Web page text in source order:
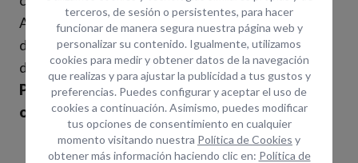
Alta Tecnología que actúe como motor de
desarrollo económico y social a través de las
distintas instalaciones.
Para más información consulte la fuente
original de la noticia > AQUÍ
terceros, de sesión o persistentes, para hacer
funcionar de manera segura nuestra página web y
personalizar su contenido. Igualmente, utilizamos
cookies para medir y obtener datos de la navegación
que realizas y para ajustar la publicidad a tus gustos y
preferencias. Puedes configurar y aceptar el uso de
cookies a continuación. Asimismo, puedes modificar
tus opciones de consentimiento en cualquier
momento visitando nuestra Política de Cookies y
obtener más información haciendo clic en: Política de